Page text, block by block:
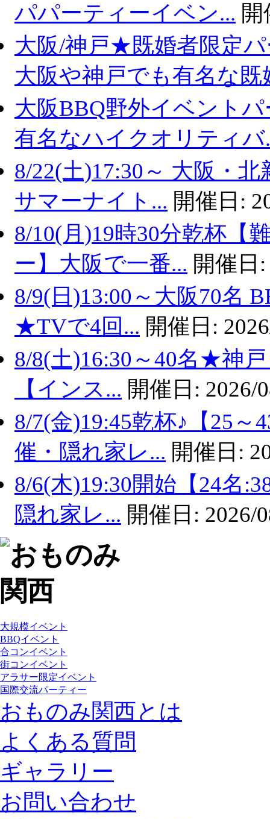
パパーティーイベン...
大阪/神戸★既婚者限定
大阪や神戸でも有名な既
大阪BBQ野外イベント
有名なハイクオリティバ
8/22(土)17:30～ 大阪・
サマーナイト... 開催日:
8/10(月)19時30分乾杯【
ー】大阪で一番... 開催日
8/9(日)13:00～大阪70名
★TVで4回... 開催日:
8/8(土)16:30～40名★神
【インス... 開催日: 2026/
8/7(金)19:45乾杯♪【25
催・隠れ家レ... 開催日:
8/6(木)19:30開始【24名
隠れ家レ... 開催日: 2026/
大規模イベント
BBQイベント
合コンイベント
街コンイベント
アラサー限定イベント
国際交流パーティー
おものみ関西とは
よくある質問
ギャラリー
お問い合わせ